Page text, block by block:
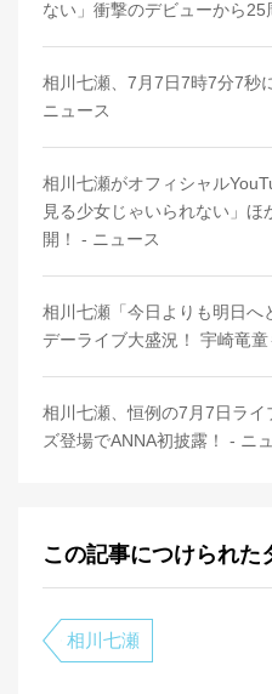
ない」衝撃のデビューから25
相川七瀬、7月7日7時7分7秒
ニュース
相川七瀬がオフィシャル
見る少女じゃいられない」
開！ - ニュース
相川七瀬「今日よりも明日へ
デーライブ大盛況！ 宇崎竜
相川七瀬、恒例の7月7日ラ
ズ登場でANNA初披露！ - ニ
この記事につけられた
相川七瀬